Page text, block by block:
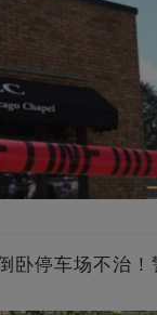
卧停车场不治！